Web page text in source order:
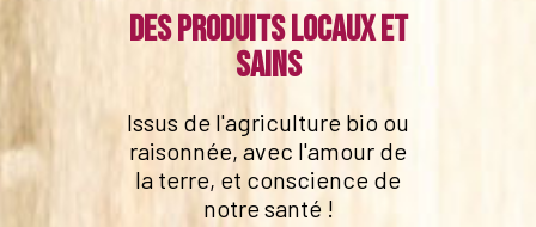
Des produits locaux et
sains
Issus de l'agriculture bio ou
raisonnée, avec l'amour de
la terre, et conscience de
notre santé !